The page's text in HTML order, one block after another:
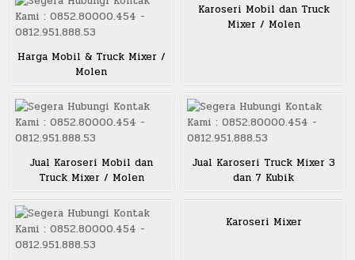
Harga Mobil & Truck Mixer /
Molen
Karoseri Mobil dan Truck
Mixer / Molen
Jual Karoseri Mobil dan
Truck Mixer / Molen
Jual Karoseri Truck Mixer 3
dan 7 Kubik
Karoseri Mixer